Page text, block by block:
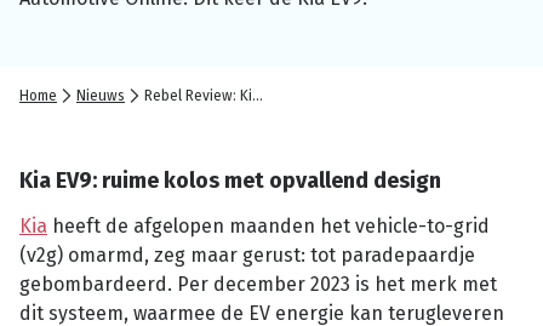
Home Nieuws Rebel Review: Kia EV9
Kia EV9: ruime kolos met opvallend design
Kia heeft de afgelopen maanden het vehicle-to-grid
(v2g) omarmd, zeg maar gerust: tot paradepaardje
gebombardeerd. Per december 2023 is het merk met
dit systeem, waarmee de EV energie kan terugleveren